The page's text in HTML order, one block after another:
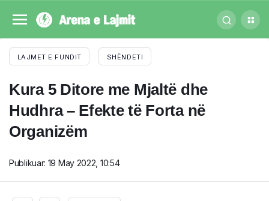
LAJMET E FUNDIT SHËNDETI
Kura 5 Ditore me Mjaltë dhe
Hudhra – Efekte të Forta në
Organizëm
Publikuar: 19 May 2022, 10:54